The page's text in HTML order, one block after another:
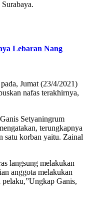
Lebaran Nang
Jumat (23/4/2021)
nafas terakhirnya,
Setyaningrum
terungkapnya
satu korban yaitu. Zainal
langsung melakukan
anggota melakukan
Ganis,